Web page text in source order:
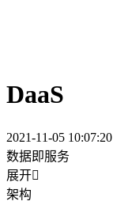
DaaS
2021-11-05 10:07:20
数据即服务
展开
架构